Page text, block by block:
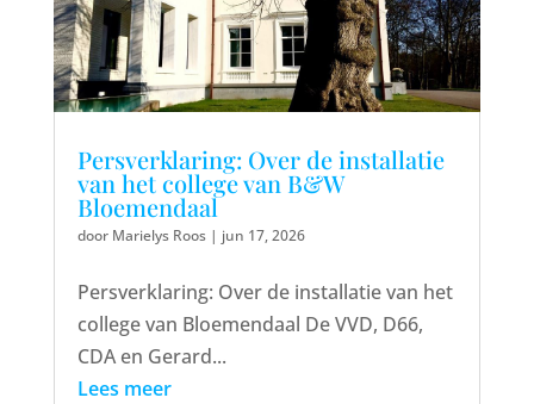
Persverklaring: Over de installatie
van het college van B&W
Bloemendaal
door Marielys Roos| jun 17, 2026
Persverklaring: Over de installatie van het
college van Bloemendaal De VVD, D66,
CDA en Gerard...
Lees meer